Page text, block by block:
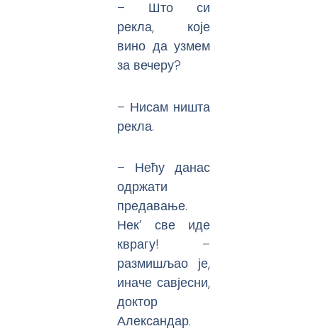
– Што си
рекла, које
вино да узмем
за вечеру?
– Нисам ништа
рекла.
– Нећу данас
одржати
предавање.
Нек’ све иде
кврагу! –
размишљао је,
иначе савјесни,
доктор
Александар.